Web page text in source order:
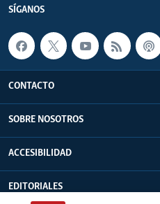
SÍGANOS
CONTACTO
SOBRE NOSOTROS
ACCESIBILIDAD
EDITORIALES